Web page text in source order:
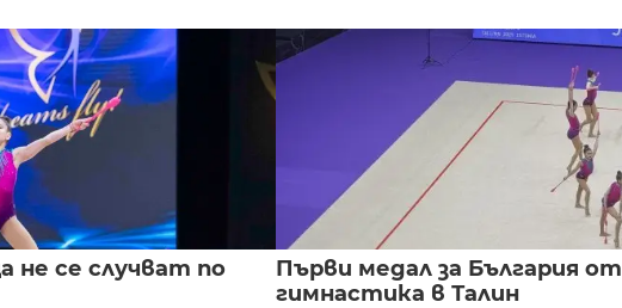
не се случват по
Първи медал за България
гимнастика в Талин